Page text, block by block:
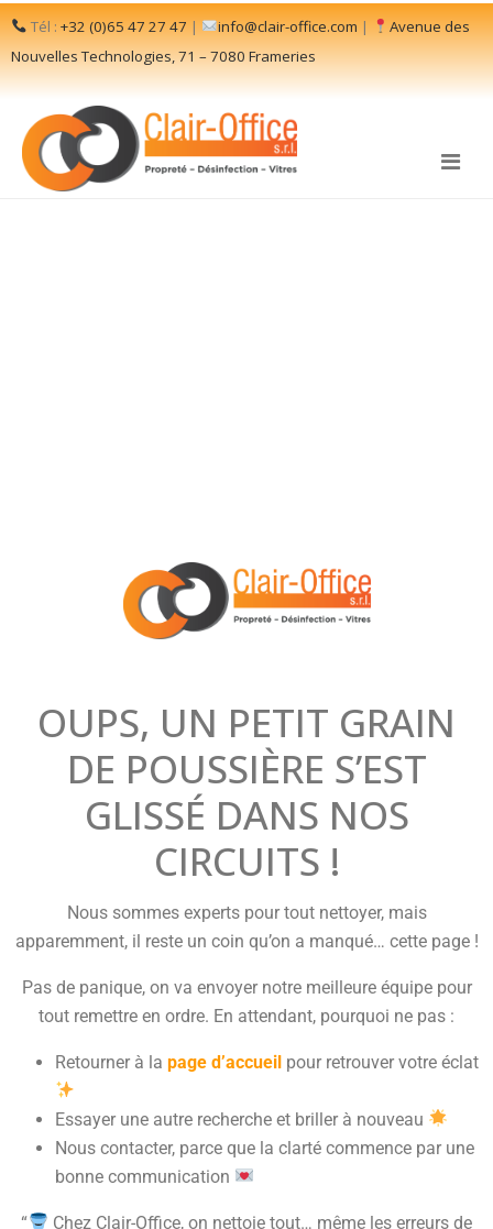
Tél :+32 (0)65 47 27 47| info@clair-office.com|
Avenue des
Nouvelles Technologies, 71 – 7080 Frameries
OUPS, UN PETIT GRAIN
DE POUSSIÈRE S’EST
GLISSÉ DANS NOS
CIRCUITS !
Nous sommes experts pour tout nettoyer, mais
apparemment, il reste un coin qu’on a manqué… cette page !
Pas de panique, on va envoyer notre meilleure équipe pour
tout remettre en ordre. En attendant, pourquoi ne pas :
Retourner à la page d’accueil pour retrouver votre éclat
Essayer une autre recherche et briller à nouveau
Nous contacter, parce que la clarté commence par une
bonne communication
“
Chez Clair-Office, on nettoie tout… même les erreurs de